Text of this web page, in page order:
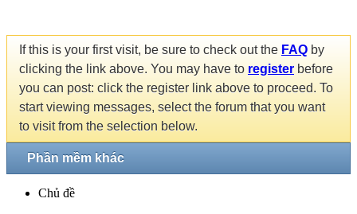
If this is your first visit, be sure to check out the FAQ by
clicking the link above. You may have to register before
you can post: click the register link above to proceed. To
start viewing messages, select the forum that you want
to visit from the selection below.
Phần mềm khác
Chủ đề